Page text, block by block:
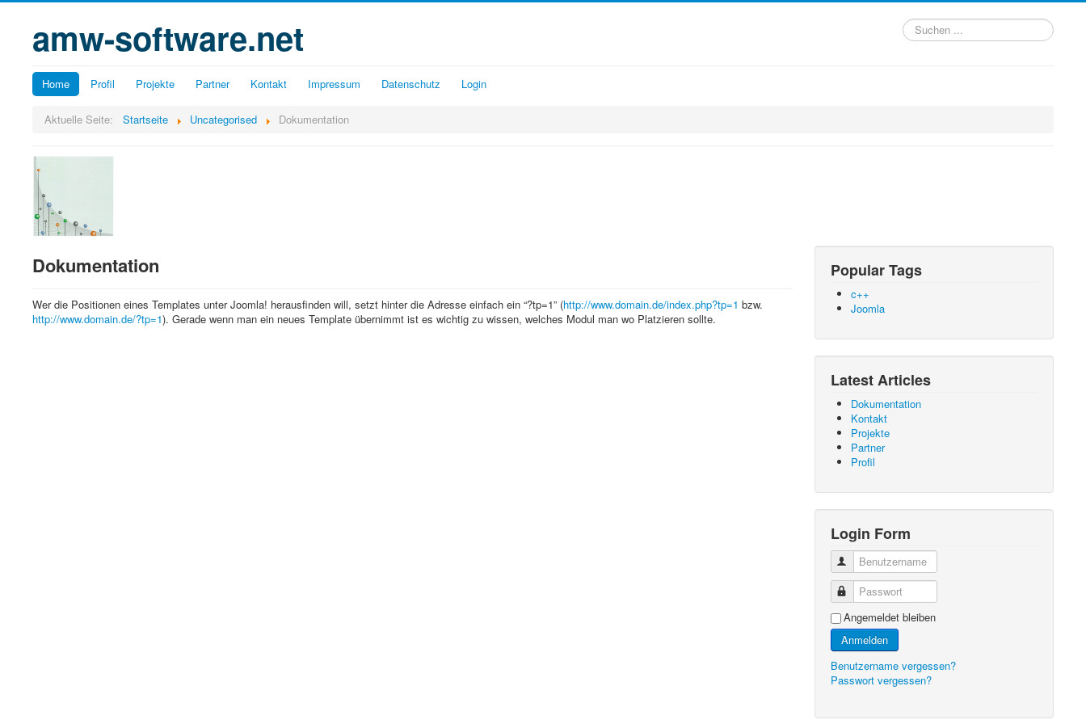
amw-software.net
Suchen
...
Home Profil Projekte Partner Kontakt Impressum Datenschutz Login
Aktuelle Seite: Startseite Uncategorised Dokumentation
Dokumentation
Wer die Positionen eines Templates unter Joomla! herausfinden will, setzt hinter die Adresse einfach ein “?tp=1” (http://www.domain.de/index.php?tp=1 bzw.
http://www.domain.de/?tp=1). Gerade wenn man ein neues Template übernimmt ist es wichtig zu wissen, welches Modul man wo Platzieren sollte.
Popular Tags
c++
Joomla
Latest Articles
Dokumentation
Kontakt
Projekte
Partner
Profil
Login Form
Benutzername
Passwort
Angemeldet bleiben
Anmelden
Benutzername vergessen?
Passwort vergessen?